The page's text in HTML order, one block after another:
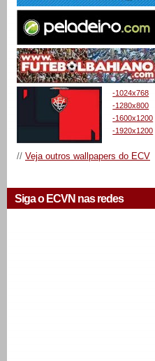
-1024x768
-1280x800
-1600x1200
-1920x1200
// Veja outros wallpapers do ECV
Siga o ECVN nas redes